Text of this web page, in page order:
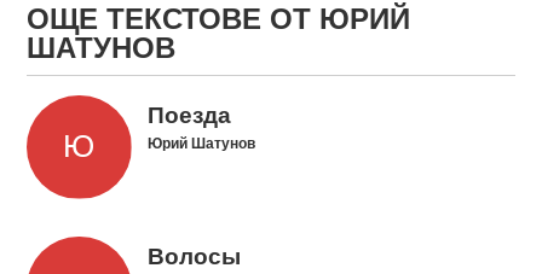
ОЩЕ ТЕКСТОВЕ ОТ ЮРИЙ
ШАТУНОВ
Поезда
Юрий Шатунов
Волосы